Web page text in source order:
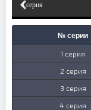
4 серия
№ серии
1 серия
2 серия
3 серия
4 серия